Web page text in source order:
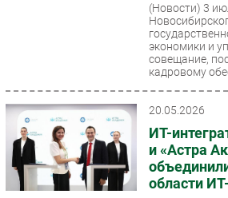
Outsourcing
Кадры
Регулирование
Финансы
Web
(Новости) 3
экономики и
совещание,
кадровому
20.05.2026
ИТ-
и «Астра
области